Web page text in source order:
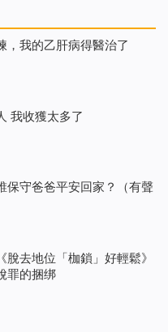
，我的乙肝病得醫治了
生意中做誠實人 我收獲太多了
保守爸爸平安回家？（有聲
脫去地位「枷鎖」好輕鬆》
罪的捆绑